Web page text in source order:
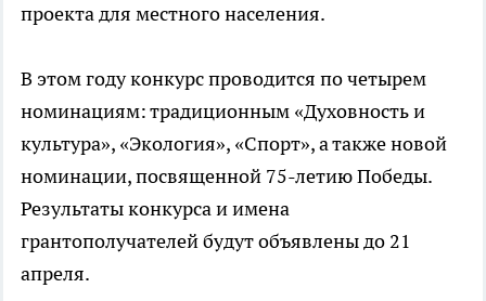
проекта для местного населения.
В этом году конкурс проводится по четырем
номинациям: традиционным «Духовность и
культура», «Экология», «Спорт», а также новой
номинации, посвященной 75-летию Победы.
Результаты конкурса и имена
грантополучателей будут объявлены до 21
апреля.